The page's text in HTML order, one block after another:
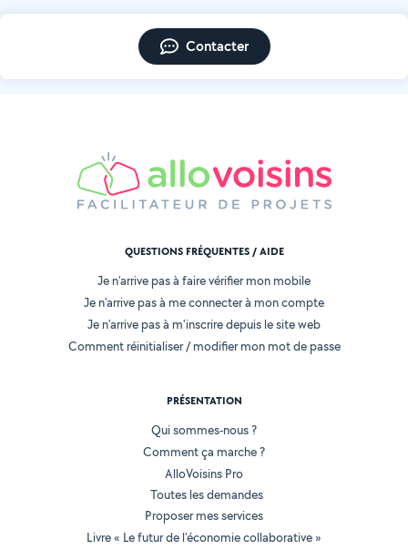
Contacter
QUESTIONS FRÉQUENTES / AIDE
Je n'arrive pas à faire vérifier mon mobile
Je n'arrive pas à me connecter à mon compte
Je n'arrive pas à m'inscrire depuis le site web
Comment réinitialiser / modifier mon mot de passe
PRÉSENTATION
Qui sommes-nous ?
Comment ça marche ?
AlloVoisins Pro
Toutes les demandes
Proposer mes services
Livre « Le futur de l'économie collaborative »